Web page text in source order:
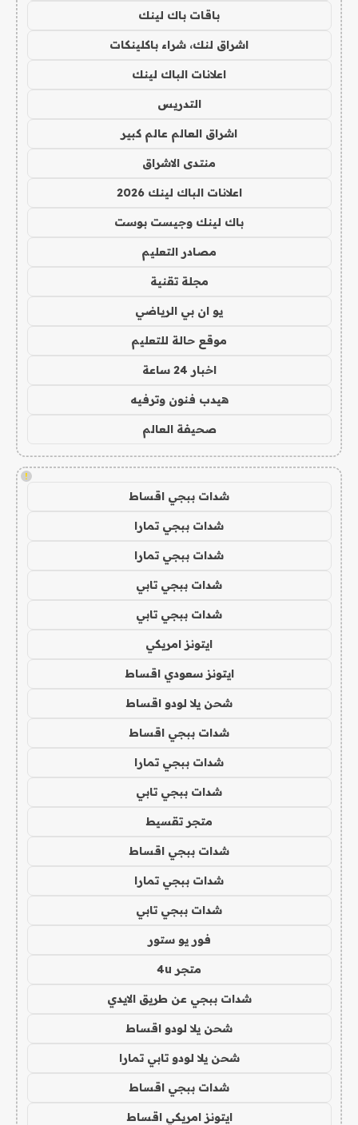
باقات باك لينك
اشراق لنك، شراء باكلينكات
اعلانات الباك لينك
التدريس
اشراق العالم عالم كبير
منتدى الاشراق
اعلانات الباك لينك 2026
باك لينك وجيست بوست
مصادر التعليم
مجلة تقنية
يو ان بي الرياضي
موقع حالة للتعليم
اخبار 24 ساعة
هيدب فنون وترفيه
صحيفة العالم
!
شدات ببجي اقساط
شدات ببجي تمارا
شدات ببجي تمارا
شدات ببجي تابي
شدات ببجي تابي
ايتونز امريكي
ايتونز سعودي اقساط
شحن يلا لودو اقساط
شدات ببجي اقساط
شدات ببجي تمارا
شدات ببجي تابي
متجر تقسيط
شدات ببجي اقساط
شدات ببجي تمارا
شدات ببجي تابي
فور يو ستور
متجر 4u
شدات ببجي عن طريق الايدي
شحن يلا لودو اقساط
شحن يلا لودو تابي تمارا
شدات ببجي اقساط
ايتونز امريكي اقساط